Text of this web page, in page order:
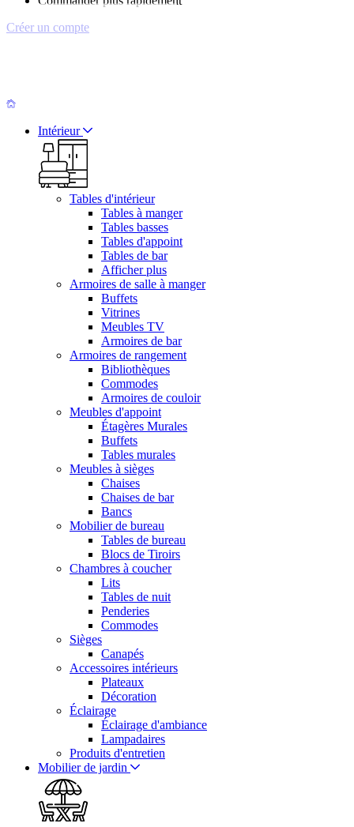
Créer un compte
Intérieur
Tables d'intérieur
Tables à manger
Tables basses
Tables d'appoint
Tables de bar
Afficher plus
Armoires de salle à manger
Buffets
Vitrines
Meubles TV
Armoires de bar
Armoires de rangement
Bibliothèques
Commodes
Armoires de couloir
Meubles d'appoint
Étagères Murales
Buffets
Tables murales
Meubles à sièges
Chaises
Chaises de bar
Bancs
Mobilier de bureau
Tables de bureau
Blocs de Tiroirs
Chambres à coucher
Lits
Tables de nuit
Penderies
Commodes
Sièges
Canapés
Accessoires intérieurs
Plateaux
Décoration
Éclairage
Éclairage d'ambiance
Lampadaires
Produits d'entretien
Mobilier de jardin